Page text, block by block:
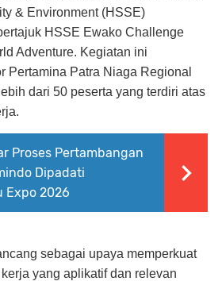
& Environment (HSSE)
HSSE Ewako Challenge
Adventure. Kegiatan ini
Pertamina Patra Niaga Regional
dari 50 peserta yang terdiri atas
Proses Pertambangan
Dipadati
Expo 2026
sebagai upaya memperkuat
yang aplikatif dan relevan